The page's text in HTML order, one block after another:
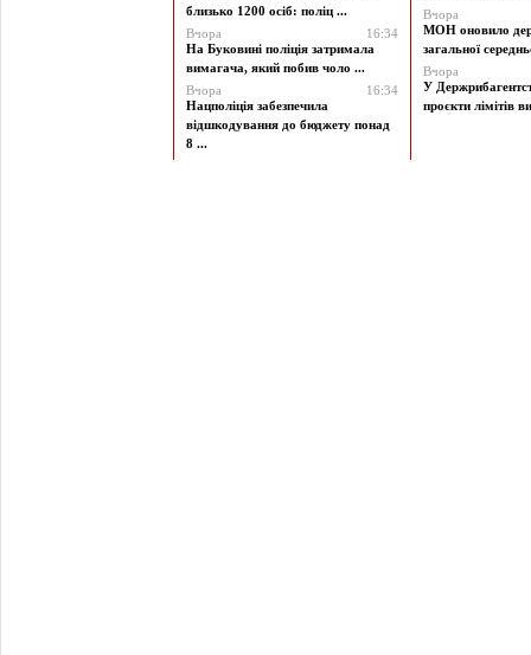
близько 1200 осіб: поліц ...
Вчора
16:34
На Буковині поліція затримала
вимагача, який побив чоло ...
Вчора
16:34
Нацполіція забезпечила
відшкодування до бюджету понад
8 ...
Вчора
МОН оновило
загальної
Вчора
У
проєкти лімітів